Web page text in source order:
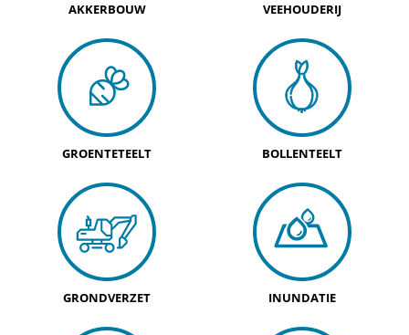
AKKERBOUW VEEHOUDERIJ
GROENTETEELT BOLLENTEELT
GRONDVERZET INUNDATIE